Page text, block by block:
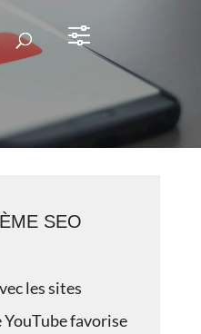
YOUTUBE
SEO
les sites
favorise